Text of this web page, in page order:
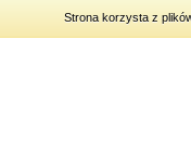
Strona korzysta z
piątek7